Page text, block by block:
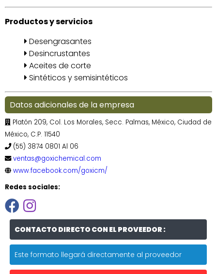
Productos y servicios
Desengrasantes
Desincrustantes
Aceites de corte
Sintéticos y semisintéticos
Datos adicionales de la empresa
Platón 209, Col. Los Morales, Secc. Palmas, México, Ciudad de
México, C.P. 11540
(55) 3874 0801 Al 06
ventas@goxichemical.com
www.facebook.com/goxicm/
Redes sociales:
CONTACTO DIRECTO CON EL PROVEEDOR :
Este formato llegará directamente al proveedor